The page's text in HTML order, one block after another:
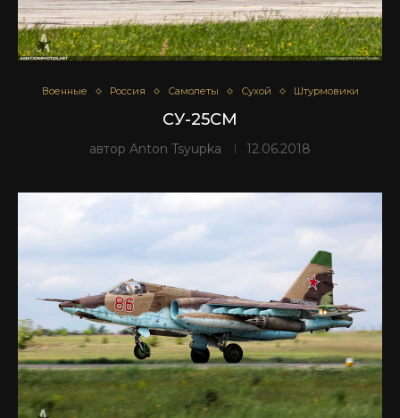
Военные Россия Самолеты Сухой Штурмовики
СУ-25СМ
автор Anton Tsyupka 12.06.2018